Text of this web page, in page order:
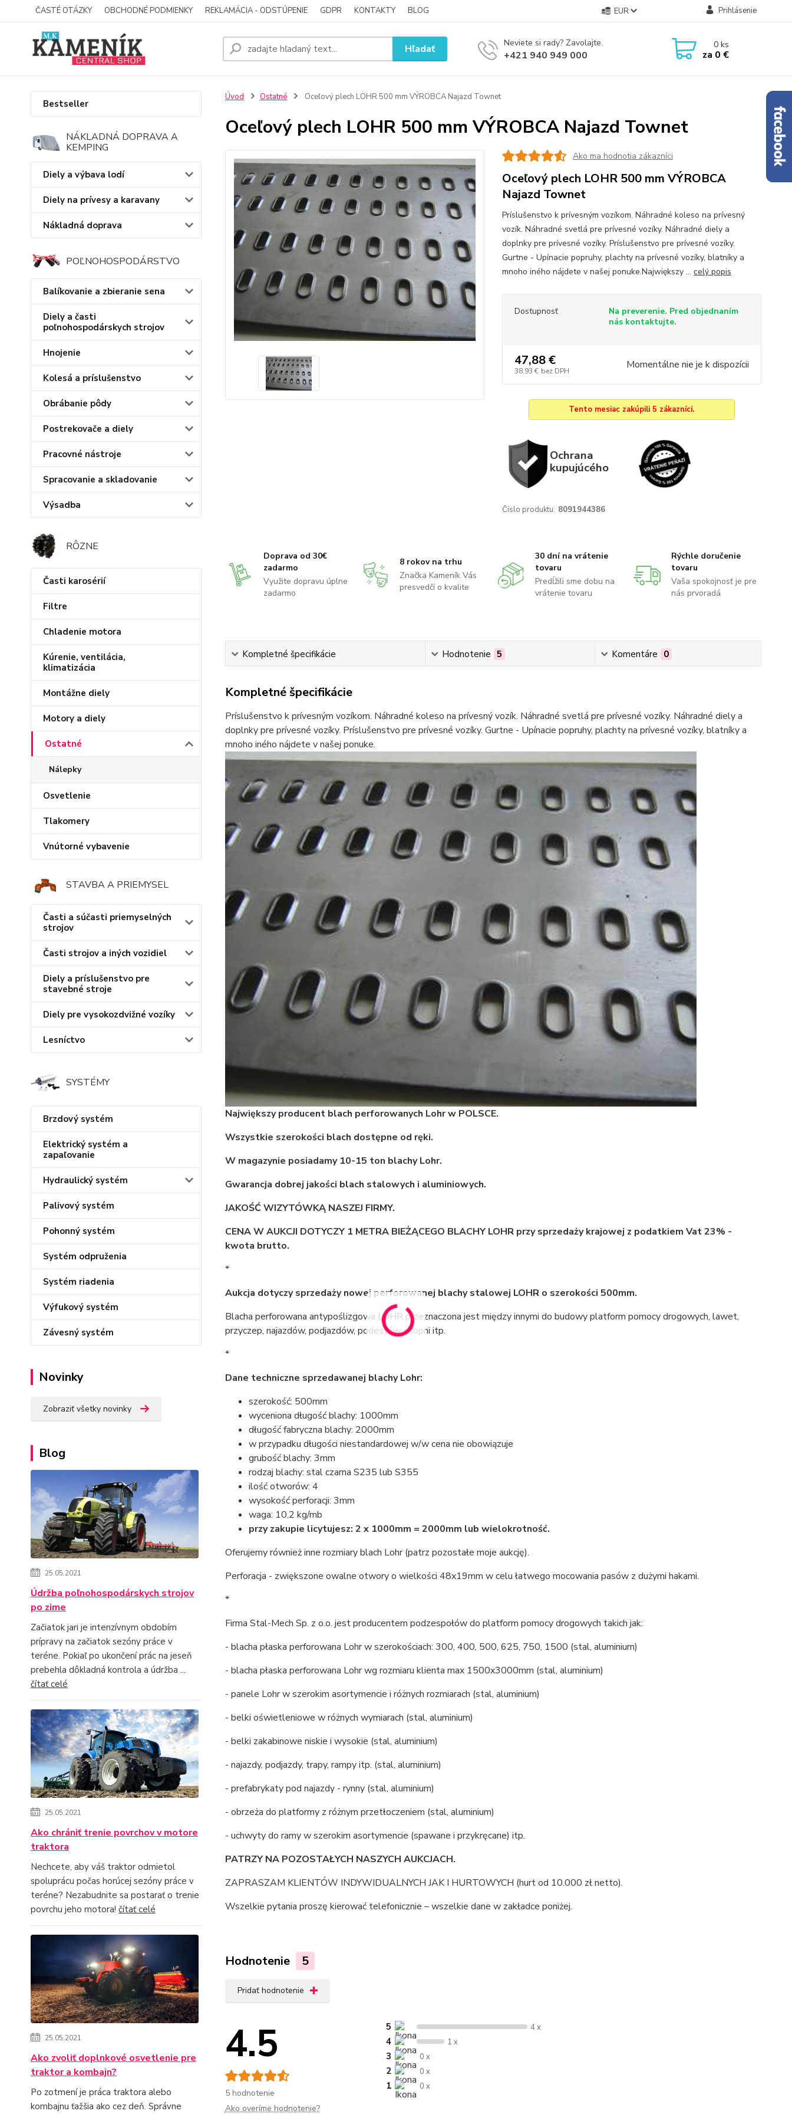
ČASTÉ OTÁZKY OBCHODNÉ PODMIENKY REKLAMÁCIA - ODSTÚPENIE GDPR KONTAKTY BLOG EUR Prihlásenie
Hľadať Neviete si rady? Zavolajte.
+421 940 949 000
0ks
za 0 €
Bestseller
NÁKLADNÁ DOPRAVA A
KEMPING
Diely a výbava lodí
Diely na prívesy a karavany
Nákladná doprava
POĽNOHOSPODÁRSTVO
Balíkovanie a zbieranie sena
Diely a časti
poľnohospodárskych strojov
Hnojenie
Kolesá a príslušenstvo
Obrábanie pôdy
Postrekovače a diely
Pracovné nástroje
Spracovanie a skladovanie
Výsadba
RÔZNE
Časti karosérií
Filtre
Chladenie motora
Kúrenie, ventilácia,
klimatizácia
Montážne diely
Motory a diely
Ostatné
Nálepky
Osvetlenie
Tlakomery
Vnútorné vybavenie
STAVBA A PRIEMYSEL
Časti a súčasti priemyselných
strojov
Časti strojov a iných vozidiel
Diely a príslušenstvo pre
stavebné stroje
Diely pre vysokozdvižné vozíky
Lesníctvo
SYSTÉMY
Brzdový systém
Elektrický systém a
zapaľovanie
Hydraulický systém
Palivový systém
Pohonný systém
Systém odpruženia
Systém riadenia
Výfukový systém
Závesný systém
Novinky
Zobraziť všetky novinky
Blog
25.05.2021
Údržba poľnohospodárskych strojov
po zime
Začiatok jari je intenzívnym obdobím
prípravy na začiatok sezóny práce v
teréne. Pokiaľ po ukončení prác na jeseň
prebehla dôkladná kontrola a údržba ...
čítať celé
25.05.2021
Ako chrániť trenie povrchov v motore
traktora
Nechcete, aby váš traktor odmietol
spoluprácu počas horúcej sezóny práce v
teréne? Nezabudnite sa postarať o trenie
povrchu jeho motora! čítať celé
25.05.2021
Ako zvoliť doplnkové osvetlenie pre
traktor a kombajn?
Po zotmení je práca traktora alebo
kombajnu ťažšia ako cez deň. Správne
Úvod Ostatné Oceľový plech LOHR 500 mm VÝROBCA Najazd Townet
Oceľový plech LOHR 500 mm VÝROBCA Najazd Townet
Ako ma hodnotia zákazníci
Oceľový plech LOHR 500 mm VÝROBCA
Najazd Townet
Príslušenstvo k prívesným vozíkom. Náhradné koleso na prívesný
vozík. Náhradné svetlá pre prívesné vozíky. Náhradné diely a
doplnky pre prívesné vozíky. Príslušenstvo pre prívesné vozíky.
Gurtne - Upínacie popruhy, plachty na prívesné vozíky, blatníky a
mnoho iného nájdete v našej ponuke.Największy ... celý popis
Dostupnosť
Na preverenie. Pred objednaním
nás kontaktujte.
47,88 €
38,93 € bez DPH Momentálne nie je k dispozícii
Tento mesiac zakúpili 5 zákazníci.
Ochrana
kupujúcého
Číslo produktu: 8091944386
Doprava od 30€
zadarmo
Využite dopravu úplne
zadarmo
8 rokov na trhu
Značka Kameník Vás
presvedčí o kvalite
30 dní na vrátenie
tovaru
Predĺžili sme dobu na
vrátenie tovaru
Rýchle doručenie
tovaru
Vaša spokojnosť je pre
nás prvoradá
Kompletné špecifikácie Hodnotenie 5 Komentáre 0
Kompletné špecifikácie
Príslušenstvo k prívesným vozíkom. Náhradné koleso na prívesný vozík. Náhradné svetlá pre prívesné vozíky. Náhradné diely a
doplnky pre prívesné vozíky. Príslušenstvo pre prívesné vozíky. Gurtne - Upínacie popruhy, plachty na prívesné vozíky, blatníky a
mnoho iného nájdete v našej ponuke.
Największy producent blach perforowanych Lohr w POLSCE.
Wszystkie szerokości blach dostępne od ręki.
W magazynie posiadamy 10-15 ton blachy Lohr.
Gwarancja dobrej jakości blach stalowych i aluminiowych.
JAKOŚĆ WIZYTÓWKĄ NASZEJ FIRMY.
CENA W AUKCJI DOTYCZY 1 METRA BIEŻĄCEGO BLACHY LOHR przy sprzedaży krajowej z podatkiem Vat 23% -
kwota brutto.
*
Aukcja dotyczy sprzedaży nowej perforowanej blachy stalowej LOHR o szerokości 500mm.
Blacha perforowana antypoślizgowa LOHR przeznaczona jest między innymi do budowy platform pomocy drogowych, lawet,
przyczep, najazdów, podjazdów, podestów, stopni itp.
*
Dane techniczne sprzedawanej blachy Lohr:
szerokość: 500mm
wyceniona długość blachy: 1000mm
długość fabryczna blachy: 2000mm
w przypadku długości niestandardowej w/w cena nie obowiązuje
grubość blachy: 3mm
rodzaj blachy: stal czarna S235 lub S355
ilość otworów: 4
wysokość perforacji: 3mm
waga: 10,2 kg/mb
przy zakupie licytujesz: 2 x 1000mm = 2000mm lub wielokrotność.
Oferujemy również inne rozmiary blach Lohr (patrz pozostałe moje aukcję).
Perforacja - zwiększone owalne otwory o wielkości 48x19mm w celu łatwego mocowania pasów z dużymi hakami.
*
Firma Stal-Mech Sp. z o.o. jest producentem podzespołów do platform pomocy drogowych takich jak:
- blacha płaska perforowana Lohr w szerokościach: 300, 400, 500, 625, 750, 1500 (stal, aluminium)
- blacha płaska perforowana Lohr wg rozmiaru klienta max 1500x3000mm (stal, aluminium)
- panele Lohr w szerokim asortymencie i różnych rozmiarach (stal, aluminium)
- belki oświetleniowe w różnych wymiarach (stal, aluminium)
- belki zakabinowe niskie i wysokie (stal, aluminium)
- najazdy, podjazdy, trapy, rampy itp. (stal, aluminium)
- prefabrykaty pod najazdy - rynny (stal, aluminium)
- obrzeża do platformy z różnym przetłoczeniem (stal, aluminium)
- uchwyty do ramy w szerokim asortymencie (spawane i przykręcane) itp.
PATRZY NA POZOSTAŁYCH NASZYCH AUKCJACH.
ZAPRASZAM KLIENTÓW INDYWIDUALNYCH JAK I HURTOWYCH (hurt od 10.000 zł netto).
Wszelkie pytania proszę kierować telefonicznie – wszelkie dane w zakładce poniżej.
Hodnotenie 5
Pridať hodnotenie
4.5
5 hodnotenie
5 4 x
4 1 x
3 0 x
2 0 x
1 0 x
Ako overíme hodnotenie?